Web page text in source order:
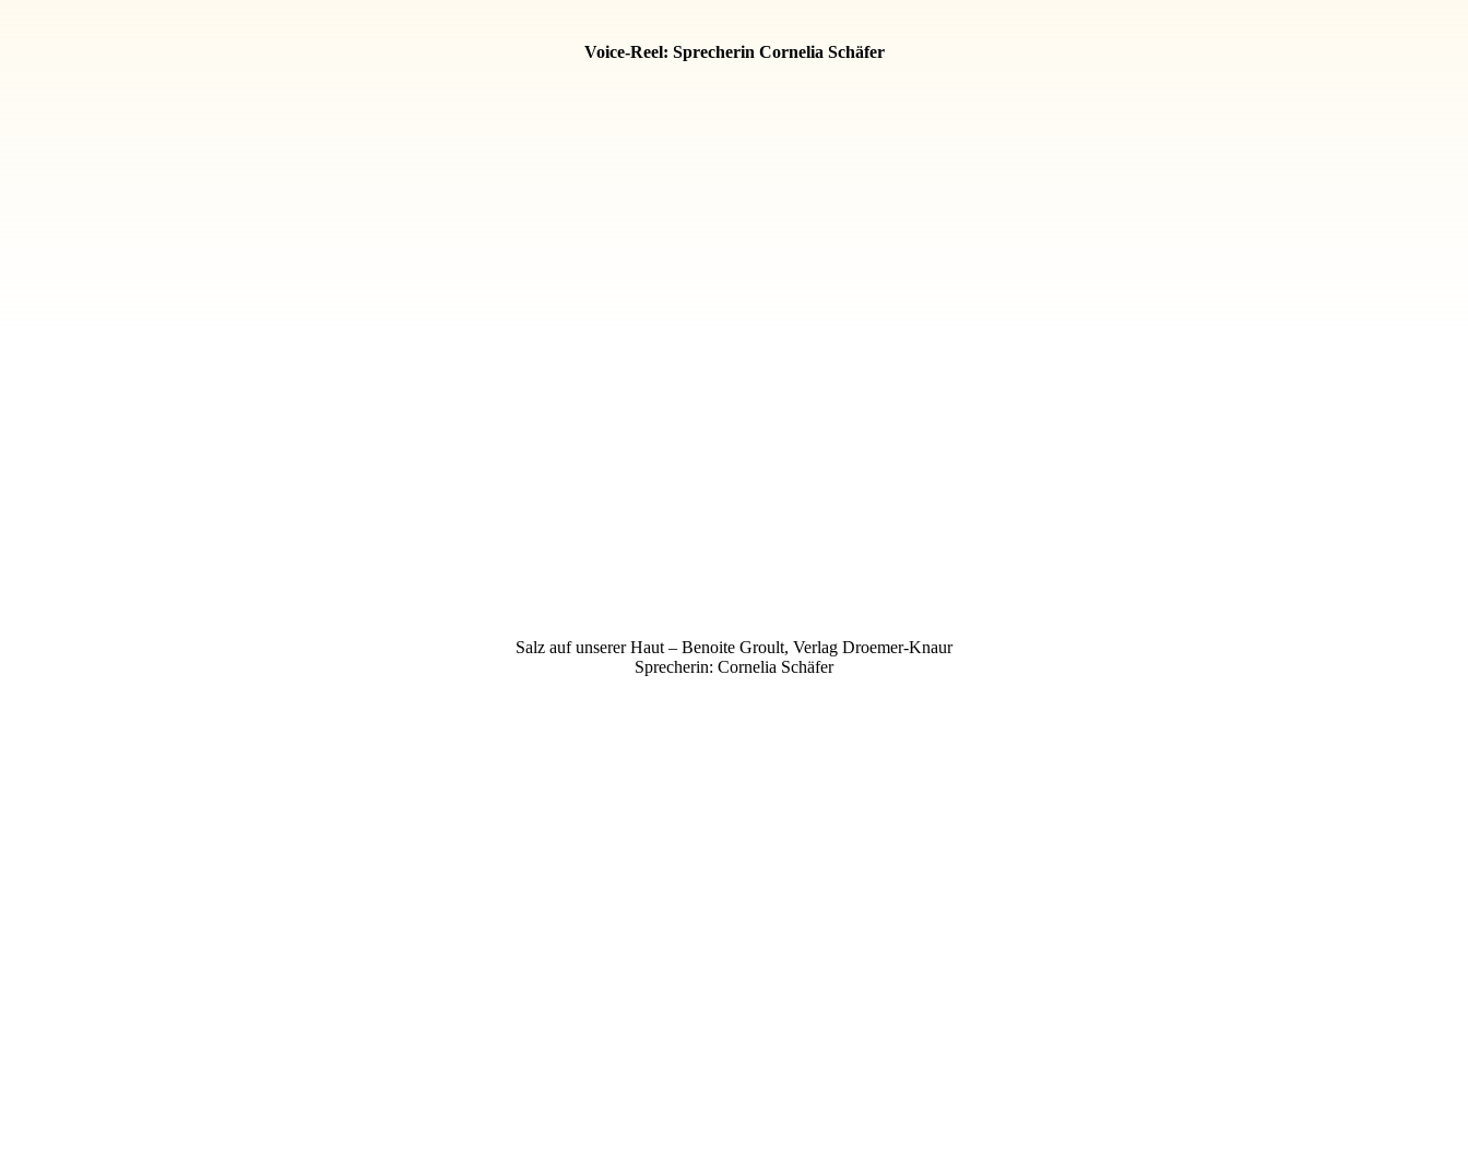
Voice-Reel: Sprecherin Cornelia Schäfer
Salz auf unserer Haut – Benoite Groult, Verlag Droemer-Knaur
Sprecherin: Cornelia Schäfer